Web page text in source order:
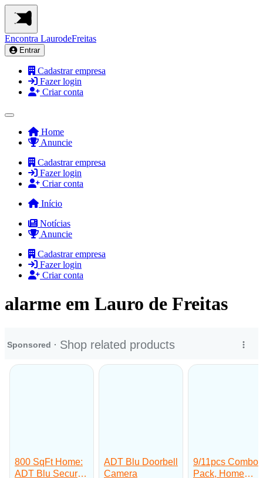
Encontra LaurodeFreitas
Entrar
Cadastrar empresa
Fazer login
Criar conta
Home
Anuncie
Cadastrar empresa
Fazer login
Criar conta
Início
Notícias
Anuncie
Cadastrar empresa
Fazer login
Criar conta
alarme em Lauro de Freitas